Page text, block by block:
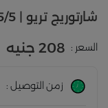
شارتوريج تريو | 80/12.5/5مجم | 28قرص
السعر : 208 جنيه
زمن التوصيل :